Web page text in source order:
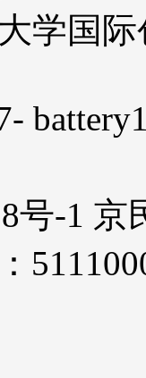
学国
号-1